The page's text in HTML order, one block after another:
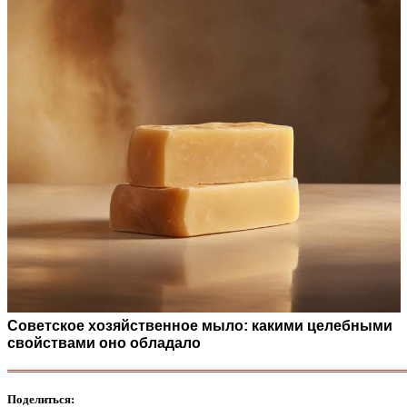
Советское хозяйственное мыло: какими целебными
свойствами оно обладало
Поделиться: